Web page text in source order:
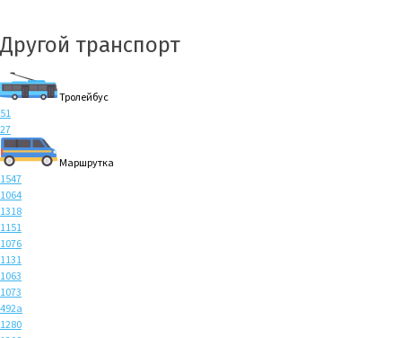
Другой транспорт
Тролейбус
51
27
Маршрутка
1547
1064
1318
1151
1076
1131
1063
1073
492а
1280